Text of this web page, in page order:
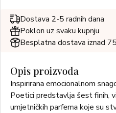
Dostava 2-5 radnih dana
Poklon uz svaku kupnju
Besplatna dostava iznad
Opis proizvoda
Inspirirana emocionalnom
Poetici predstavlja šest finih,
umjetničkih parfema koje su